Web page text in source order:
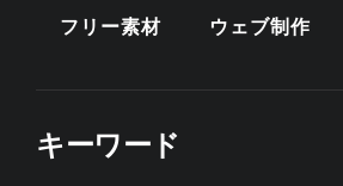
フリー素材 ウェブ制作
キーワード